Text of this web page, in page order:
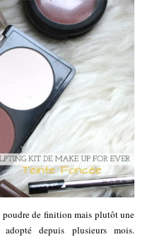
poudre de finition mais plutôt une
depuis plusieurs mois.